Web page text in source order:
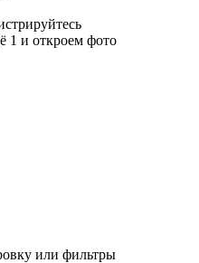
1 и откроем фото
или фильтры